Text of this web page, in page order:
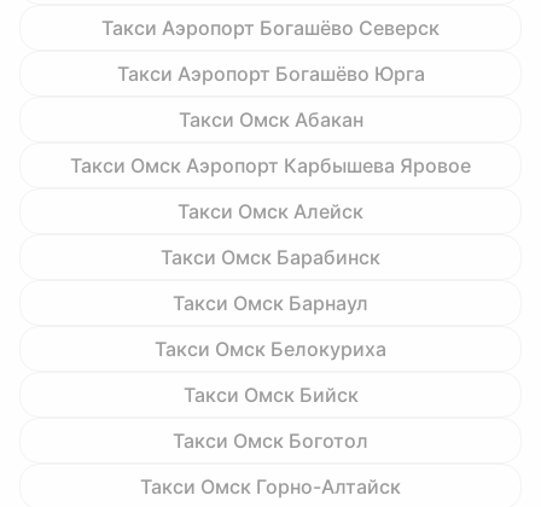
Такси Аэропорт Богашёво Северск
Такси Аэропорт Богашёво Юрга
Такси Омск Абакан
Такси Омск Аэропорт Карбышева Яровое
Такси Омск Алейск
Такси Омск Барабинск
Такси Омск Барнаул
Такси Омск Белокуриха
Такси Омск Бийск
Такси Омск Боготол
Такси Омск Горно-Алтайск